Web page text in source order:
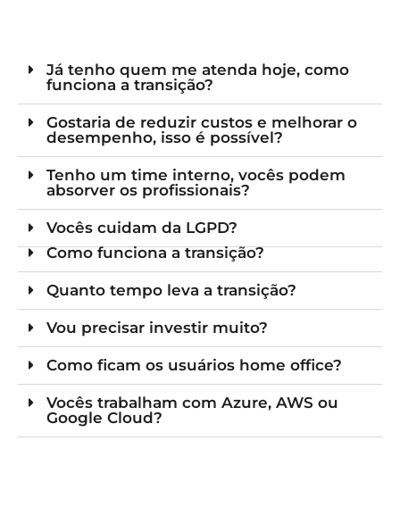
Já tenho quem me atenda hoje, como
funciona a transição?
Gostaria de reduzir custos e melhorar o
desempenho, isso é possível?
Tenho um time interno, vocês podem
absorver os profissionais?
Vocês cuidam da LGPD?
Como funciona a transição?
Quanto tempo leva a transição?
Vou precisar investir muito?
Como ficam os usuários home office?
Vocês trabalham com Azure, AWS ou
Google Cloud?